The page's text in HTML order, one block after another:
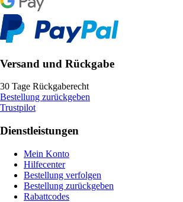
Versand und Rückgabe
30 Tage Rückgaberecht
Bestellung zurückgeben
Trustpilot
Dienstleistungen
Mein Konto
Hilfecenter
Bestellung verfolgen
Bestellung zurückgeben
Rabattcodes